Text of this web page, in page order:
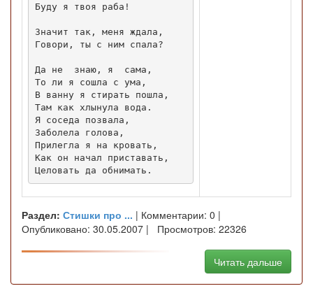
Буду я твоя раба!
Значит так, меня ждала,
Говори, ты с ним спала?
Да не  знаю, я  сама,
То ли я сошла с ума,
В ванну я стирать пошла,
Там как хлынула вода.
Я соседа позвала,
Заболела голова,
Прилегла я на кровать,
Как он начал приставать,
Целовать да обнимать.
Раздел: Стишки про ... | Комментарии: 0 |
Опубликовано: 30.05.2007 | Просмотров: 22326
Читать дальше